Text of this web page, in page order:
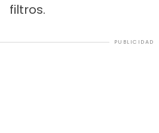
filtros.
PUBLICIDAD